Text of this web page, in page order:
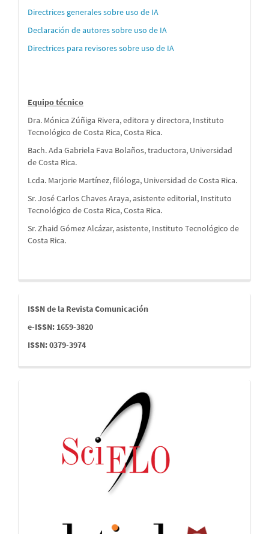
Directrices generales sobre uso de IA
Declaración de autores sobre uso de IA
Directrices para revisores sobre uso de IA
Equipo técnico
Dra. Mónica Zúñiga Rivera, editora y directora, Instituto
Tecnológico de Costa Rica, Costa Rica.
Bach. Ada Gabriela Fava Bolaños, traductora, Universidad
de Costa Rica.
Lcda. Marjorie Martínez, filóloga, Universidad de Costa Rica.
Sr. José Carlos Chaves Araya, asistente editorial, Instituto
Tecnológico de Costa Rica, Costa Rica.
Sr. Zhaid Gómez Alcázar, asistente, Instituto Tecnológico de
Costa Rica.
issn
ISSN de la Revista Comunicación
e-ISSN: 1659-3820
ISSN: 0379-3974